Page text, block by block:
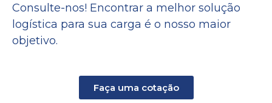
Consulte-nos! Encontrar a melhor solução
logística para sua carga é o nosso maior
objetivo.
Faça uma cotação